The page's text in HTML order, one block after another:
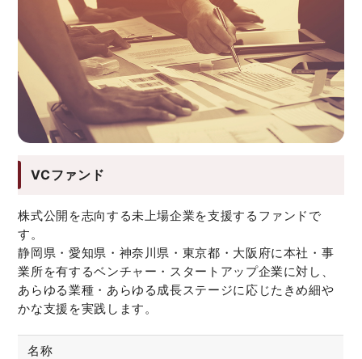
VCファンド
株式公開を志向する未上場企業を支援するファンドで
す。
静岡県・愛知県・神奈川県・東京都・大阪府に本社・事
業所を有するベンチャー・スタートアップ企業に対し、
あらゆる業種・あらゆる成長ステージに応じたきめ細や
かな支援を実践します。
名称